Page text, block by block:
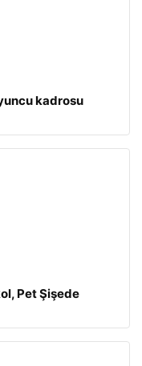
kadrosu
Pet Şişede